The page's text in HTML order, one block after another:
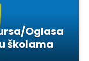
Oglasa
školama